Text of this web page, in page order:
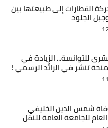
القطارات إلى طبيعتها بين
الجلود
للتوانسة... الزيادة في
تنشر في الرائد الرسمي !
شمس الدين الخليفي
للجامعة العامة للنقل